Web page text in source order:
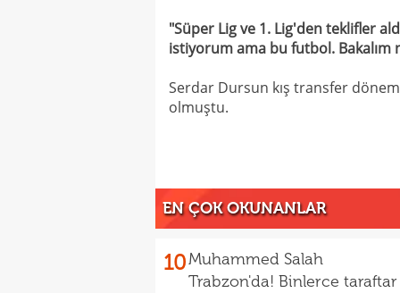
"Süper Lig ve 1. Lig'den teklifler
istiyorum ama bu futbol. Bakalım
Serdar Dursun kış transfer
olmuştu.
EN ÇOK OKUNANLAR
10Muhammed Salah
Trabzon'da! Binlerce taraftar